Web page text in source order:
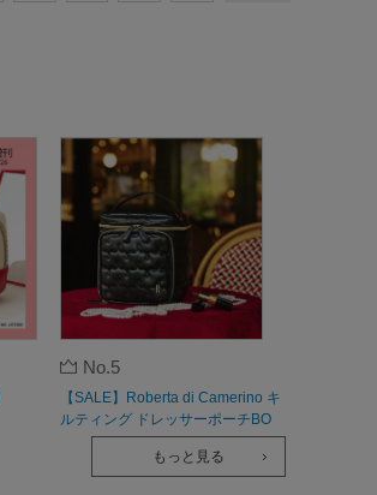
No.5
【SALE】Roberta di Camerino キ
ルティング ドレッサーポーチBO
もっと見る